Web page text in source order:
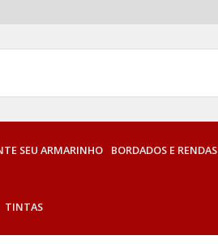
SEU ARMARINHO BORDADOS E RENDAS
TINTAS